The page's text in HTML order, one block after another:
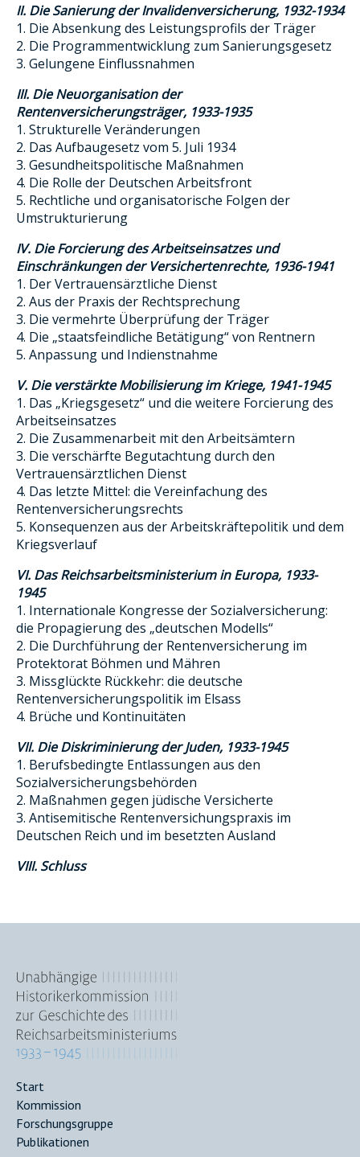
II. Die Sanierung der Invalidenversicherung, 1932-1934
1. Die Absenkung des Leistungsprofils der Träger
2. Die Programmentwicklung zum Sanierungsgesetz
3. Gelungene Einflussnahmen
III. Die Neuorganisation der
Rentenversicherungsträger, 1933-1935
1. Strukturelle Veränderungen
2. Das Aufbaugesetz vom 5. Juli 1934
3. Gesundheitspolitische Maßnahmen
4. Die Rolle der Deutschen Arbeitsfront
5. Rechtliche und organisatorische Folgen der
Umstrukturierung
IV. Die Forcierung des Arbeitseinsatzes und
Einschränkungen der Versichertenrechte, 1936-1941
1. Der Vertrauensärztliche Dienst
2. Aus der Praxis der Rechtsprechung
3. Die vermehrte Überprüfung der Träger
4. Die „staatsfeindliche Betätigung“ von Rentnern
5. Anpassung und Indienstnahme
V. Die verstärkte Mobilisierung im Kriege, 1941-1945
1. Das „Kriegsgesetz“ und die weitere Forcierung des
Arbeitseinsatzes
2. Die Zusammenarbeit mit den Arbeitsämtern
3. Die verschärfte Begutachtung durch den
Vertrauensärztlichen Dienst
4. Das letzte Mittel: die Vereinfachung des
Rentenversicherungsrechts
5. Konsequenzen aus der Arbeitskräftepolitik und dem
Kriegsverlauf
VI. Das Reichsarbeitsministerium in Europa, 1933-
1945
1. Internationale Kongresse der Sozialversicherung:
die Propagierung des „deutschen Modells“
2. Die Durchführung der Rentenversicherung im
Protektorat Böhmen und Mähren
3. Missglückte Rückkehr: die deutsche
Rentenversicherungspolitik im Elsass
4. Brüche und Kontinuitäten
VII. Die Diskriminierung der Juden, 1933-1945
1. Berufsbedingte Entlassungen aus den
Sozialversicherungsbehörden
2. Maßnahmen gegen jüdische Versicherte
3. Antisemitische Rentenversichungspraxis im
Deutschen Reich und im besetzten Ausland
VIII. Schluss
Main
navigation
Start
Kommission
Forschungsgruppe
Publikationen